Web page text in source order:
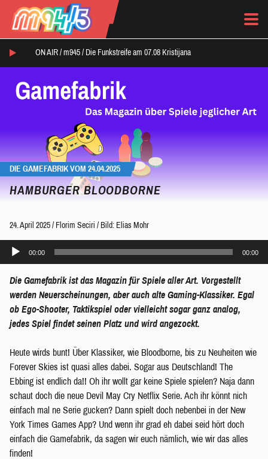
ON AIR / m945 / Die Funkstreife am 07.08 Kristijana
DIE GAMEFABRIK VOM 24.04.2025
HAMBURGER BLOODBORNE
24. April 2025 / Florim Seciri / Bild: Elias Mohr
Audio-
00:00 00:00
Die Gamefabrik ist das Magazin für Spiele aller Art. Vorgestellt
werden Neuerscheinungen, aber auch alte Gaming-Klassiker. Egal
ob Ego-Shooter, Taktikspiel oder vielleicht sogar ganz analog,
jedes Spiel findet seinen Platz und wird angezockt.
Heute wirds bunt! Über Klassiker, wie Bloodborne, bis zu Neuheiten wie
Forever Skies ist quasi alles dabei. Sogar aus Deutschland! The
Ebbing ist endlich da!! Oh ihr wollt gar keine Spiele spielen? Naja dann
schaut doch die neue Devil May Cry Netflix Serie. Ach ihr könnt nich
einfach mal ne Serie gucken? Dann spielt doch nebenbei in der New
York Times Games App? Und wenn ihr grad eh dabei seid hört doch
einfach die Gamefabrik, da sagen wir euch nämlich, wie wir das alles
finden!